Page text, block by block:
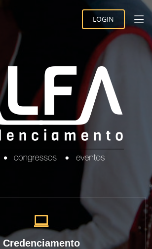
LOGIN
Credenciamento